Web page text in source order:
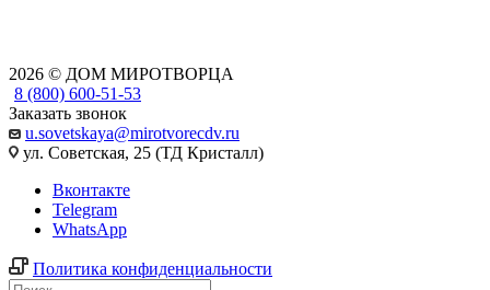
2026 © ДОМ МИРОТВОРЦА
8 (800) 600-51-53
Заказать звонок
u.sovetskaya@mirotvorecdv.ru
ул. Советская, 25 (ТД Кристалл)
Вконтакте
Telegram
WhatsApp
Политика конфиденциальности